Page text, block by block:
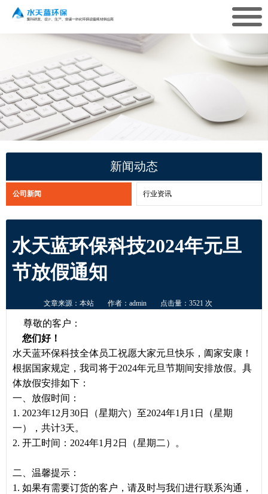
新闻动态
公司新闻 行业资讯
水天蓝环保科技2024年元旦
节放假通知
文章来源：本站 作者：admin 点击量：3521 次
尊敬的客户：
您们好！
水天蓝环保科技全体员工祝愿大家元旦快乐，阖家安康！
根据国家规定，我司将于2024年元旦节期间安排放假。具
体放假安排如下：
一、放假时间：
1. 2023年12月30日（星期六）至2024年1月1日（星期
一），共计3天。
2. 开工时间：2024年1月2日（星期二）。
二、温馨提示：
1. 如果有需要订货的客户，请及时与我们进行联系沟通，